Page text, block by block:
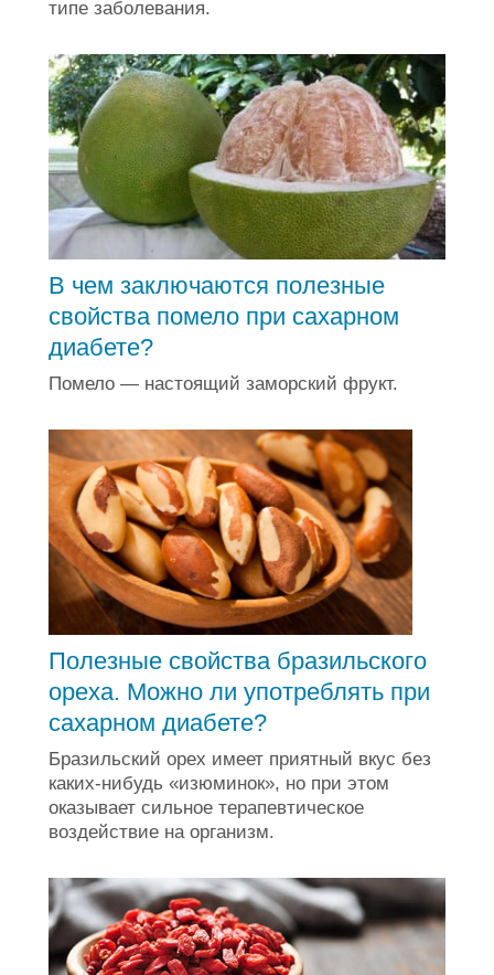
типе заболевания.
В чем заключаются полезные
свойства помело при сахарном
диабете?
Помело — настоящий заморский фрукт.
Полезные свойства бразильского
ореха. Можно ли употреблять при
сахарном диабете?
Бразильский орех имеет приятный вкус без
каких-нибудь «изюминок», но при этом
оказывает сильное терапевтическое
воздействие на организм.